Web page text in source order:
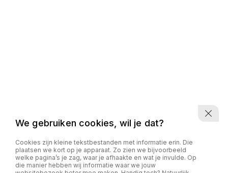
We gebruiken cookies, wil je dat?
Cookies zijn kleine tekstbestanden met informatie erin. Die
plaatsen we kort op je apparaat. Zo zien we bijvoorbeeld
welke pagina’s je zag, waar je afhaakte en wat je invulde. Op
die manier hebben wij informatie waar we jouw